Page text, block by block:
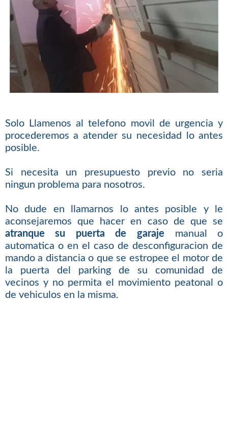
Solo Llamenos al telefono movil de urgencia y
procederemos a atender su necesidad lo antes
posible.
Si necesita un presupuesto previo no seria
ningun problema para nosotros.
No dude en llamarnos lo antes posible y le
aconsejaremos que hacer en caso de que se
atranque su puerta de garaje manual o
automatica o en el caso de desconfiguracion de
mando a distancia o que se estropee el motor de
la puerta del parking de su comunidad de
vecinos y no permita el movimiento peatonal o
de vehiculos en la misma.